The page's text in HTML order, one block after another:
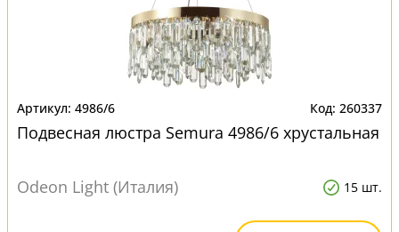
4986/6 260337
Подвесная люстра Semura 4986/6 хрустальная
Odeon Light (Италия) 15 шт.